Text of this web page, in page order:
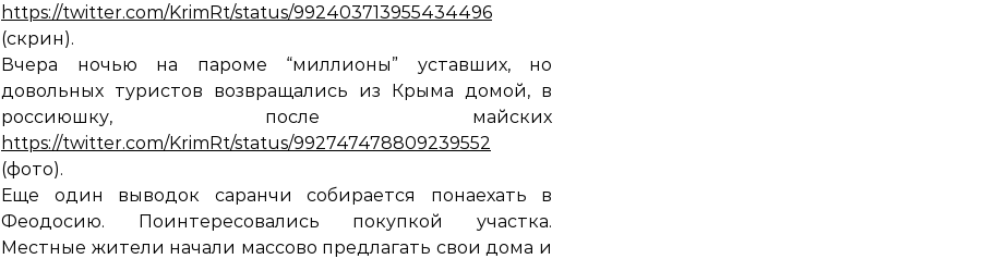
https://twitter.com/KrimRt/status/992403713955434496
(скрин).
Вчера ночью на пароме “миллионы” уставших, но
довольных туристов возвращались из Крыма домой, в
россиюшку, после майских
https://twitter.com/KrimRt/status/992747478809239552
(фото).
Еще один выводок саранчи собирается понаехать в
Феодосию. Поинтересовались покупкой участка.
Местные жители начали массово предлагать свои дома и